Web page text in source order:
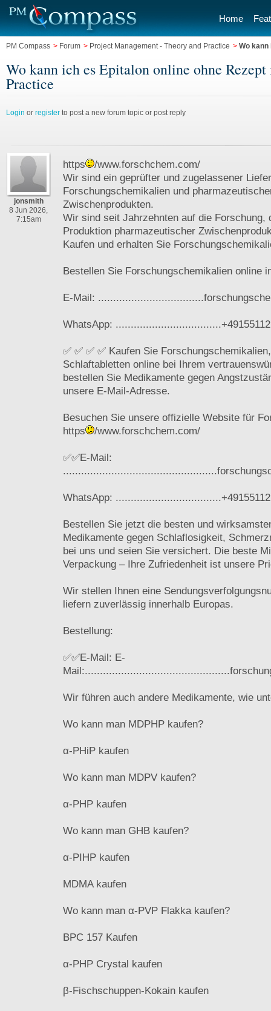
Home
PM Compass > Forum > Project Management - Theory and Practice > Wo kann
Wo kann ich es Epitalon online ohne
Practice
Login or register to post a new forum topic or post reply
jonsmith
8 Jun 2026,
7:15am
https
/www.forschchem.com/
Wir sind ein geprüfter und zugelassener
Forschungschemikalien und
Zwischenprodukten.
Wir sind seit Jahrzehnten auf die Forschung,
Produktion pharmazeutischer
Kaufen und erhalten Sie
Bestellen Sie Forschungschemikalien online
E-Mail:
WhatsApp:
✅ ✅ ✅ ✅ Kaufen Sie
Schlaftabletten online bei Ihrem
bestellen Sie Medikamente gegen
unsere E-Mail-Adresse.
Besuchen Sie unsere offizielle Website für
https
/www.forschchem.com/
✅✅E-Mail:
WhatsApp:
Bestellen Sie jetzt die besten und
Medikamente gegen Schlaflosigkeit,
bei uns und seien Sie versichert. Die beste
Verpackung – Ihre Zufriedenheit ist unsere
Wir stellen Ihnen eine
liefern zuverlässig innerhalb Europas.
Bestellung:
✅✅E-Mail: E-
Wir führen auch andere Medikamente, wie
Wo kann man MDPHP kaufen?
α-PHiP kaufen
Wo kann man MDPV kaufen?
α-PHP kaufen
Wo kann man GHB kaufen?
α-PIHP kaufen
MDMA kaufen
Wo kann man α-PVP Flakka kaufen?
BPC 157 Kaufen
α-PHP Crystal kaufen
β-Fischschuppen-Kokain kaufen